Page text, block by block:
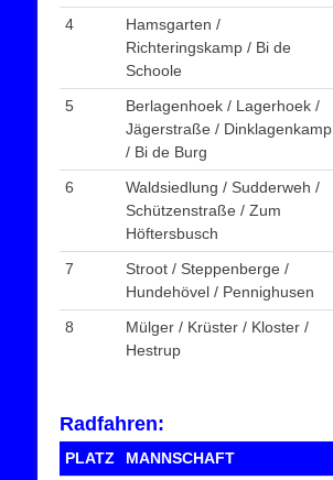
4
Hamsgarten /
Richteringskamp / Bi de
Schoole
5
Berlagenhoek / Lagerhoek /
Jägerstraße / Dinklagenkamp
/ Bi de Burg
6
Waldsiedlung / Sudderweh /
Schützenstraße / Zum
Höftersbusch
7
Stroot / Steppenberge /
Hundehövel / Pennighusen
8
Mülger / Krüster / Kloster /
Hestrup
Radfahren:
PLATZ MANNSCHAFT